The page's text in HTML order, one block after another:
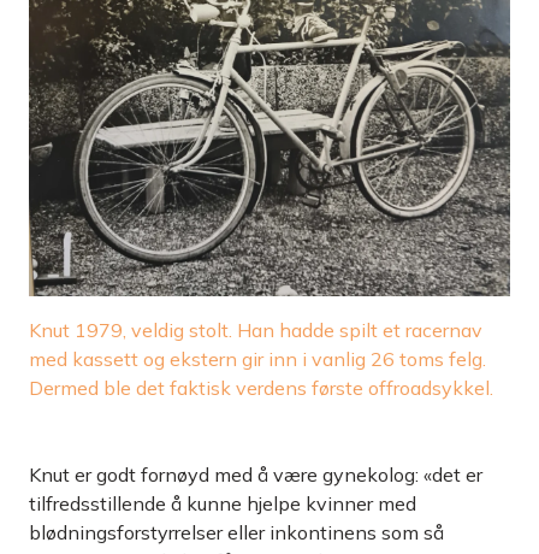
Knut 1979, veldig stolt. Han hadde spilt et racernav
med kassett og ­ekstern gir inn i vanlig 26 toms felg.
Dermed ble det faktisk verdens første ­offroadsykkel.
Knut er godt fornøyd med å være gynekolog: «det er
tilfreds­stillende å kunne hjelpe kvinner med
blødningsforstyrrelser eller inkontinens som så